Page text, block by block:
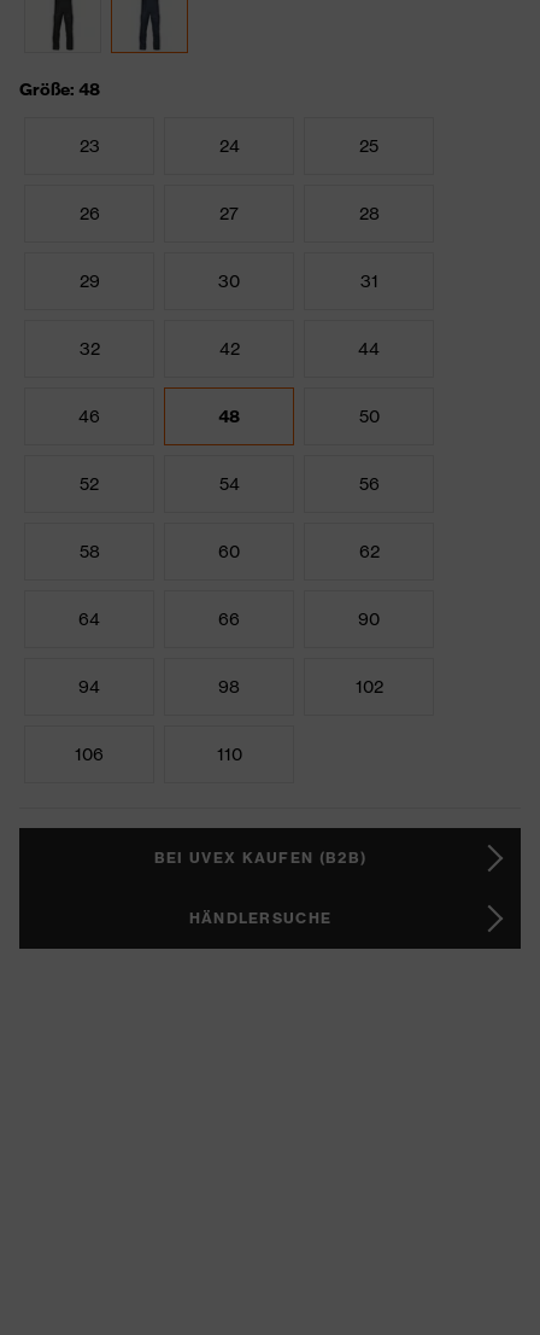
Größe: 48
23 24 25
26 27 28
29 30 31
32 42 44
46 48 50
52 54 56
58 60 62
64 66 90
94 98 102
106 110
BEI UVEX KAUFEN (B2B)
HÄNDLERSUCHE